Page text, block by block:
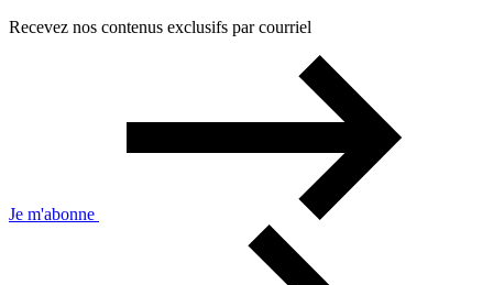
Recevez nos contenus exclusifs par courriel
Je m'abonne